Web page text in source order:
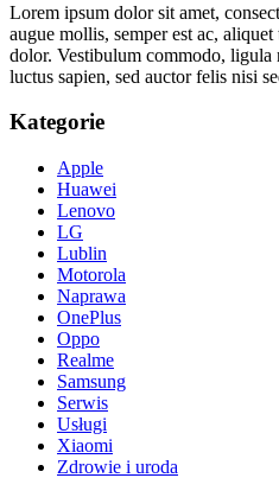
Lorem ipsum dolor sit amet,
augue mollis, semper est ac,
dolor. Vestibulum commodo, ligula
luctus sapien, sed auctor felis nisi
Kategorie
Apple
Huawei
Lenovo
LG
Lublin
Motorola
Naprawa
OnePlus
Oppo
Realme
Samsung
Serwis
Usługi
Xiaomi
Zdrowie i uroda